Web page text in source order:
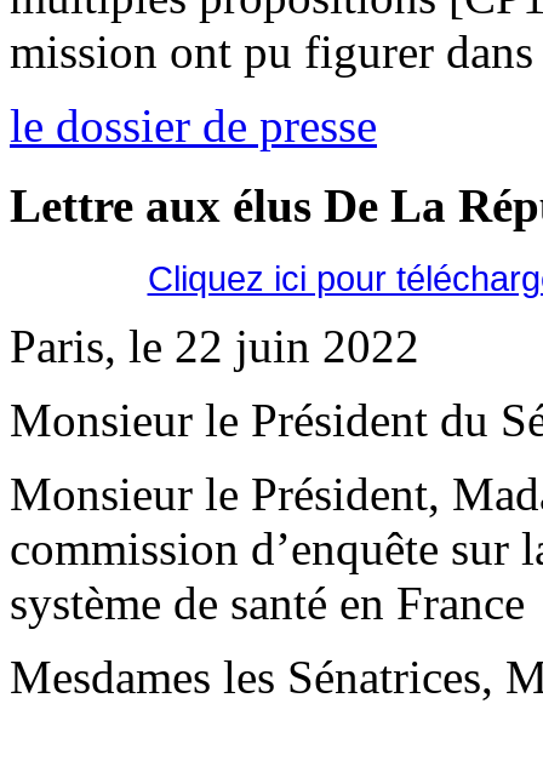
mission ont pu figurer
le dossier de presse
Lettre aux élus De La
Cliquez ici pour
Paris, le 22 juin 2022
Monsieur le Président du
Monsieur le Président,
commission d’enquête sur
système de santé en France
Mesdames les Sénatrices,